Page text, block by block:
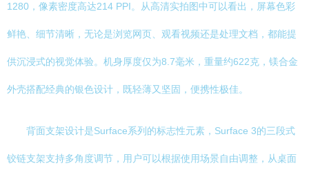
1280，像素密度高达214 PPI。从高清实拍图中可以看出，屏幕色彩
鲜艳、细节清晰，无论是浏览网页、观看视频还是处理文档，都能提
供沉浸式的视觉体验。机身厚度仅为8.7毫米，重量约622克，镁合金
外壳搭配经典的银色设计，既轻薄又坚固，便携性极佳。
背面支架设计是Surface系列的标志性元素，Surface 3的三段式
铰链支架支持多角度调节，用户可以根据使用场景自由调整，从桌面